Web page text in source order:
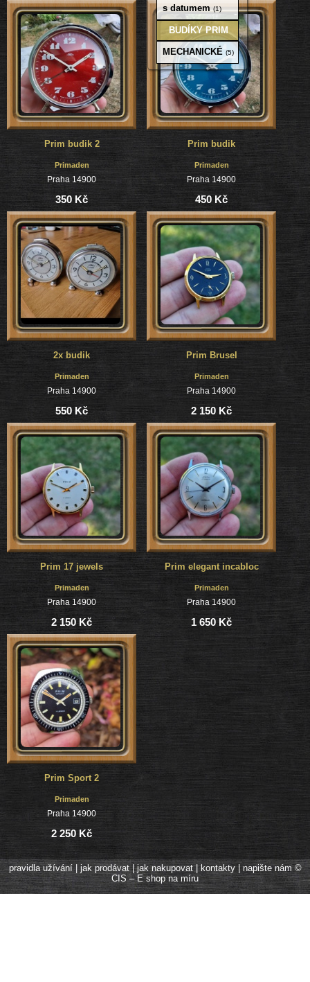
s datumem (1)
BUDÍKY PRIM
MECHANICKÉ (5)
Prim budik 2
Primaden
Praha 14900
350 Kč
Prim budik
Primaden
Praha 14900
450 Kč
2x budik
Primaden
Praha 14900
550 Kč
Prim Brusel
Primaden
Praha 14900
2 150 Kč
Prim 17 jewels
Primaden
Praha 14900
2 150 Kč
Prim elegant incabloc
Primaden
Praha 14900
1 650 Kč
Prim Sport 2
Primaden
Praha 14900
2 250 Kč
pravidla užívání| jak prodávat|jak nakupovat| kontakty|napište nám ©
CIS – E shop na míru